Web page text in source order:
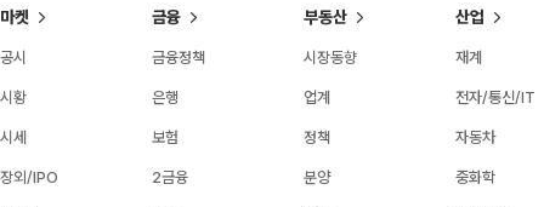
마켓
공시
시황
시세
장외/IPO
금융
금융정책
은행
보험
2금융
부동산
시장동향
업계
정책
분양
산업
재계
전자/통신/IT
자동차
중화학